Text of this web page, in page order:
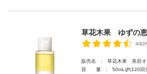
草花木果 ゆずの
440
販売名 : 草花木果 美容オ
容 量 : 50mL(約120回分